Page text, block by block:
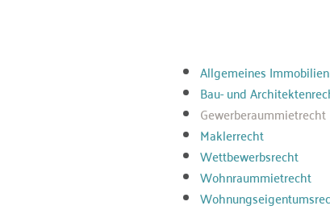
Allgemeines
Bau- und
Gewerberaummietrecht
Maklerrecht
Wettbewerbsrecht
Wohnraummietrecht